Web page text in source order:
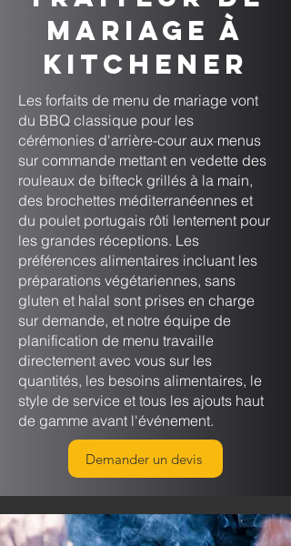
mariage à
Kitchener
Les forfaits de menu de mariage vont
du BBQ classique pour les
cérémonies d'arrière-cour aux menus
sur commande mettant en vedette des
rouleaux de bifteck grillés à la main,
des brochettes méditerranéennes et
du poulet portugais rôti lentement pour
les grandes réceptions. Les
préférences alimentaires incluant les
préparations végétariennes, sans
gluten et halal sont prises en charge
sur demande, et notre équipe de
planification de menu travaille
directement avec vous sur les
quantités, les besoins alimentaires, le
style de service et tous les ajouts haut
de gamme avant l'événement.
Demander un devis